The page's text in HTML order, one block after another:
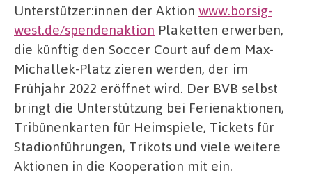
Unterstützer:innen der Aktion www.borsig-
west.de/spendenaktion Plaketten erwerben,
die künftig den Soccer Court auf dem Max-
Michallek-Platz zieren werden, der im
Frühjahr 2022 eröffnet wird. Der BVB selbst
bringt die Unterstützung bei Ferienaktionen,
Tribünenkarten für Heimspiele, Tickets für
Stadionführungen, Trikots und viele weitere
Aktionen in die Kooperation mit ein.